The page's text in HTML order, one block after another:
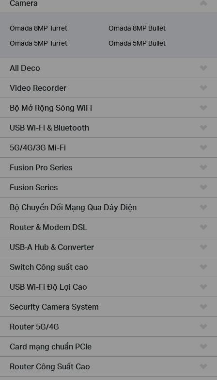
Dịch Vụ Viễn Thông
Camera
Omada 8MP Turret
Omada 8MP Bullet
Omada 5MP Turret
Omada 5MP Bullet
All Deco
Video Recorder
Bộ Mở Rộng Sóng WiFi
USB Wi-Fi & Bluetooth
5G/4G/3G Mi-Fi
Fusion Pro Series
Fusion Series
Bộ Chuyển Đổi Mạng Qua Dây Điện
Router & Modem DSL
USB-A Hub & Converter
Switch Công suất cao
USB Wi-Fi Độ Lợi Cao
Security Camera System
Router 5G/4G
Card mạng chuẩn PCIe
Router Công Suất Cao